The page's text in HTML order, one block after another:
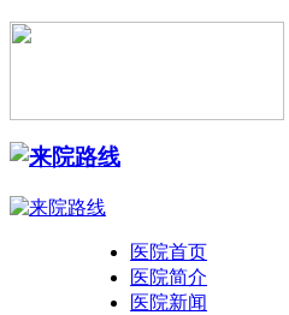
医院首页
医院简介
医院新闻